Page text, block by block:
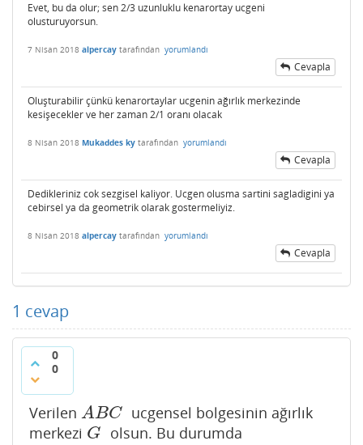
Evet, bu da olur; sen 2/3 uzunluklu kenarortay ucgeni
olusturuyorsun.
7 Nisan 2018 alpercay tarafından yorumlandı
Cevapla
Oluşturabilir çünkü kenarortaylar ucgenin ağırlık merkezinde
kesişecekler ve her zaman 2/1 oranı olacak
8 Nisan 2018 Mukaddes ky tarafından yorumlandı
Cevapla
Dedikleriniz cok sezgisel kaliyor. Ucgen olusma sartini sagladigini ya
cebirsel ya da geometrik olarak gostermeliyiz.
8 Nisan 2018 alpercay tarafından yorumlandı
Cevapla
1 cevap
0
0
Verilen ABC
ABC
ucgensel bolgesinin ağırlık
merkezi G
G olsun. Bu durumda